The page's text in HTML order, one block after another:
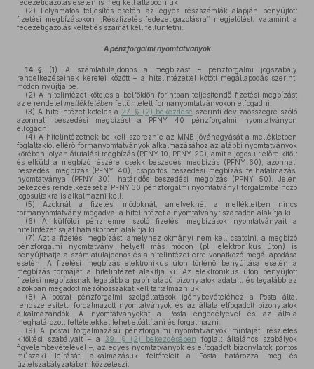
fedezetigazolás esetén is meg kell állapodniuk.
(2) Folyamatos teljesítés esetén az egyes részszámlák alapján benyújtott
fizetési megbízásokon „Részfizetés fedezetigazolásra” megjelölést, valamint a
fedezetigazolás keltét és számát kell feltüntetni.
A pénzforgalmi nyomtatványok
14. § (1)
A számlatulajdonos a megbízást – pénzforgalmi jogszabály
rendelkezéseinek keretei között – a hitelintézettel kötött megállapodás szerinti
módon nyújtja be.
(2) A hitelintézet köteles a belföldön forintban teljesítendő fizetési megbízást
az e rendelet mellékletében feltüntetett formanyomtatványokon elfogadni.
(3) A hitelintézet köteles a 27. § (2) bekezdése szerinti devizaösszegre szóló
azonnali beszedési megbízást a PFNY 40 pénzforgalmi nyomtatványon
elfogadni.
(4) A hitelintézetnek be kell szereznie az MNB jóváhagyását a mellékletben
foglaltaktól eltérő formanyomtatványok alkalmazásához az alábbi nyomtatványok
körében: olyan átutalási megbízás (PFNY 10, PFNY 20), amit a jogosult előre kitölt
és elküld a megbízó részére, csekk beszedési megbízás (PFNY 60), azonnali
beszedési megbízás (PFNY 40), csoportos beszedési megbízás felhatalmazási
nyomtatványa (PFNY 30), határidős beszedési megbízás (PFNY 50). Jelen
bekezdés rendelkezését a PFNY 30 pénzforgalmi nyomtatványt forgalomba hozó
jogosultakra is alkalmazni kell.
(5) Azoknál a fizetési módoknál, amelyeknél a mellékletben nincs
formanyomtatvány megadva, a hitelintézet a nyomtatványt szabadon alakítja ki.
(6) A külföldi pénznemre szóló fizetési megbízások nyomtatványait a
hitelintézet saját hatáskörben alakítja ki.
(7) Azt a fizetési megbízást, amelyhez okmányt nem kell csatolni, a megbízó
pénzforgalmi nyomtatvány helyett más módon (pl. elektronikus úton) is
benyújthatja a számlatulajdonos és a hitelintézet erre vonatkozó megállapodása
esetén. A fizetési megbízás elektronikus úton történő benyújtása esetén a
megbízás formáját a hitelintézet alakítja ki. Az elektronikus úton benyújtott
fizetési megbízásnak legalább a papír alapú bizonylatok adatait, és legalább az
azokban megadott mezőhosszakat kell tartalmazniuk.
(8) A postai pénzforgalmi szolgáltatások igénybevételéhez a Posta által
rendszeresített, forgalmazott nyomtatványok és az általa elfogadott bizonylatok
alkalmazandók. A nyomtatványokat a Posta engedélyével és az általa
meghatározott feltételekkel lehet előállítani és forgalmazni.
(9) A postai forgalmazású pénzforgalmi nyomtatványok mintáját, részletes
kitöltési szabályait – a 39. § (2) bekezdésében
foglalt általános szabályok
figyelembevételével –, az egyes nyomtatványok és elfogadott bizonylatok pontos
műszaki leírását, alkalmazásuk feltételeit a Posta határozza meg és
üzletszabályzatában közzéteszi.